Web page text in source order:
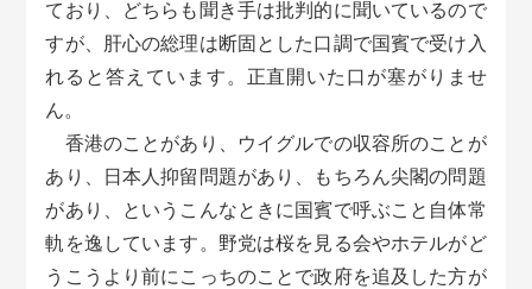
ており、どちらも聞き手は批判的に聞いているので
すが、肝心の総理は断固とした口調で国賓で受け入
れると答えています。正直開いた口が塞がりませ
ん。
香港のことがあり、ウイグルでの収容所のことが
あり、日本人抑留問題があり、もちろん尖閣の問題
があり、というこんなときに国賓で呼ぶこと自体常
軌を逸しています。野党は桜を見る会やホテルがど
うこうより前にこっちのことで政府を追及した方が